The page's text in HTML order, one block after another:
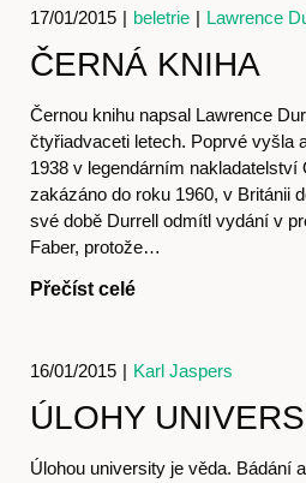
17/01/2015 | beletrie | Lawrence
ČERNÁ KNIHA
Černou knihu napsal Lawrence
čtyřiadvaceti letech. Poprvé vyšla
1938 v legendárním nakladatelství
zakázáno do roku 1960, v Británii
své době Durrell odmítl vydání v
Faber, protože…
Přečíst celé
16/01/2015 | Karl Jaspers
ÚLOHY
Úlohou university je věda. Bádání